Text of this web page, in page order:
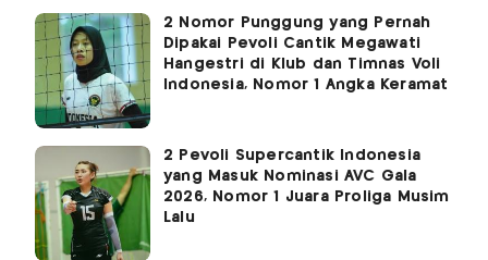
2 Nomor Punggung yang Pernah
Dipakai Pevoli Cantik Megawati
Hangestri di Klub dan Timnas Voli
Indonesia, Nomor 1 Angka Keramat
2 Pevoli Supercantik Indonesia
yang Masuk Nominasi AVC Gala
2026, Nomor 1 Juara Proliga Musim
Lalu